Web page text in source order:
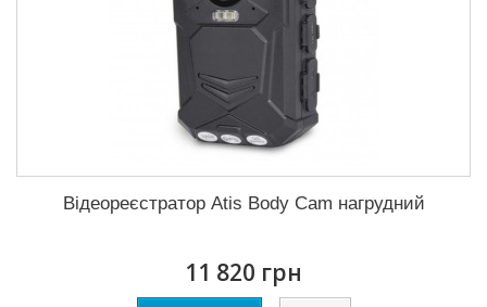
Відеореєстратор Atis Body Cam нагрудний
11 820 грн